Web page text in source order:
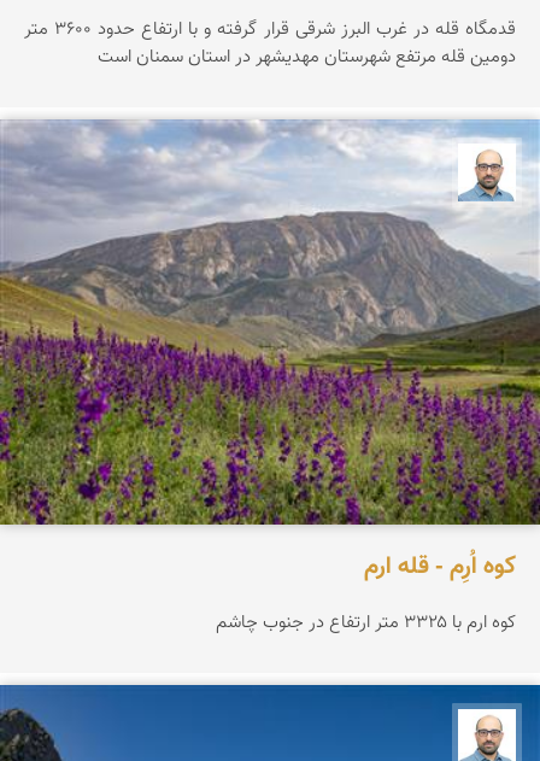
قدمگاه قله در غرب البرز شرقی قرار گرفته و با ارتفاع حدود ۳۶0۰ متر
دومین قله مرتفع شهرستان مهدیشهر در استان سمنان است
کوه اُرِم - قله ارم
کوه ارم با ۳۳۲۵ متر ارتفاع در جنوب چاشم